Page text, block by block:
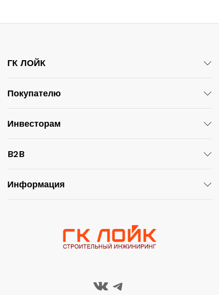
ГК ЛОЙК
Покупателю
Инвесторам
B2B
Информация